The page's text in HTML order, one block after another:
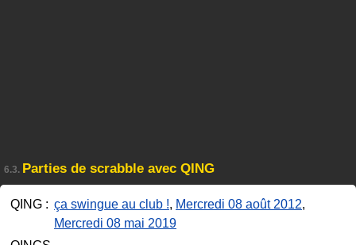
6.3. Parties de scrabble avec QING
QING : ça swingue au club !, Mercredi 08 août 2012,
Mercredi 08 mai 2019